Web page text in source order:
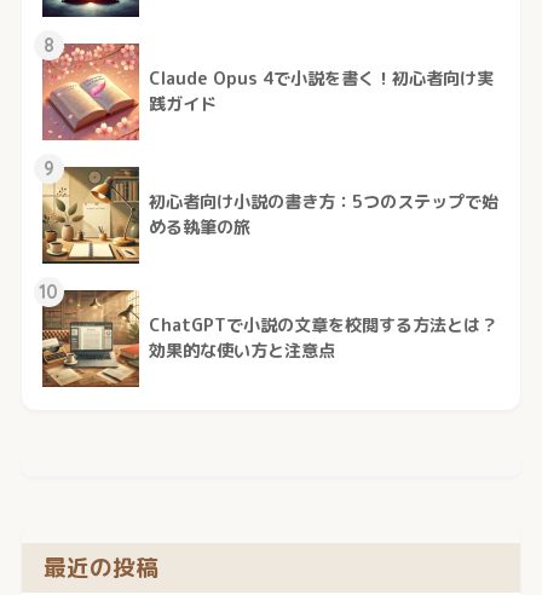
8
Claude Opus 4で小説を書く！初心者向け実
践ガイド
9
初心者向け小説の書き方：5つのステップで始
める執筆の旅
10
ChatGPTで小説の文章を校閲する方法とは？
効果的な使い方と注意点
最近の投稿